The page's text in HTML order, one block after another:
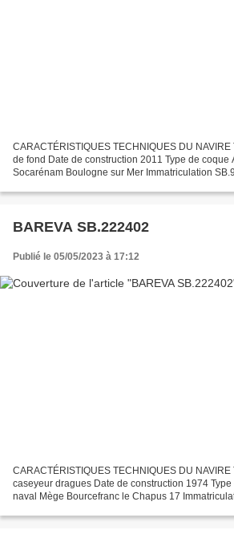
CARACTÉRISTIQUES TECHNIQUES DU
de fond Date de construction 2011 Type de coque
Socarénam Boulogne sur Mer Immatriculation
BAREVA SB.222402
Publié le 05/05/2023 à 17:12
CARACTÉRISTIQUES TECHNIQUES DU
caseyeur dragues Date de construction 1974
naval Mège Bourcefranc le Chapus 17